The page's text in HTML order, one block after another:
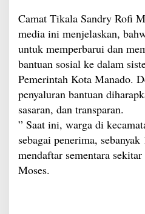
Camat Tikala Sandry Rofi
media ini menjelaskan,
untuk memperbarui dan
bantuan sosial ke dalam
Pemerintah Kota Manado.
penyaluran bantuan
sasaran, dan transparan.
” Saat ini, warga di
sebagai penerima,
mendaftar sementara
Moses.